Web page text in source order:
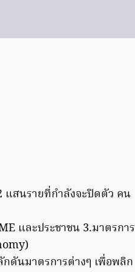
แสนรายที่กำลังจะปิดตัว คน
และประชาชน 3.มาตรการ
ดันมาตรการต่างๆ เพื่อพลิก